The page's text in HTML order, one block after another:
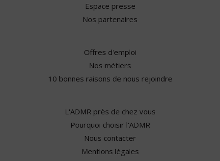
Espace presse
Nos partenaires
Offres d'emploi
Nos métiers
10 bonnes raisons de nous rejoindre
L'ADMR près de chez vous
Pourquoi choisir l'ADMR
Nous contacter
Mentions légales